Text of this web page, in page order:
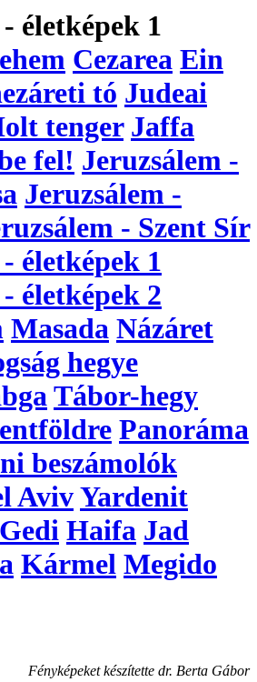
életképek 1
Cezarea Ein
tó Judeai
tenger Jaffa
fel! Jeruzsálem -
Jeruzsálem -
- Szent Sír
életképek 1
életképek 2
Masada Názáret
hegye
Tábor-hegy
Panoráma
beszámolók
AvivYardenit
Haifa Jad
Kármel Megido
Fényképeket készítette dr. Berta Gábor